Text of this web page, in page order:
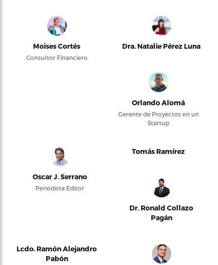
Moises Cortés
Consultor Financiero
Dra. Natalie Pérez Luna
Orlando Alomá
Gerente de Proyectos en un
Startup
Oscar J. Serrano
Periodista Editor
Tomás Ramírez
Dr. Ronald Collazo
Pagán
Lcdo. Ramón Alejandro
Pabón